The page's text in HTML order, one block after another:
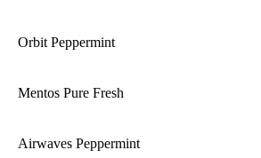
Orbit Peppermint
Mentos Pure Fresh
Airwaves Peppermint